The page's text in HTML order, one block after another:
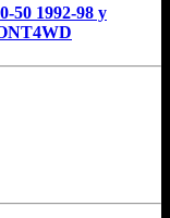
50 1992-98 y